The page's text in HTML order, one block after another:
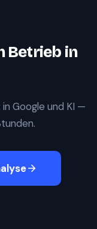
Betrieb in
Google und KI —